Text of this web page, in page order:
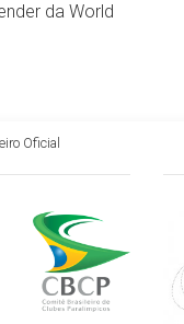
da World
Oficial